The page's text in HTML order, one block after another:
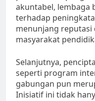
akuntabel, lembaga
terhadap
menunjang
masyarakat
Selanjutnya,
seperti program
gabungan pun
Inisiatif ini tidak